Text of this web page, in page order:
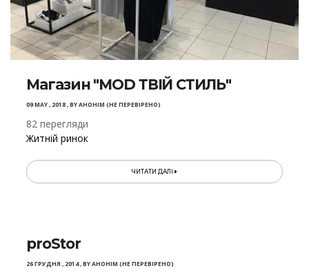
Магазин "MOD ТВІЙ СТИЛЬ"
09 MAY , 2018,BYАНОНІМ (НЕ ПЕРЕВІРЕНО)
82 перегляди
Житній ринок
ЧИТАТИ ДАЛІ
proStor
26 ГРУДНЯ , 2014,BYАНОНІМ (НЕ ПЕРЕВІРЕНО)